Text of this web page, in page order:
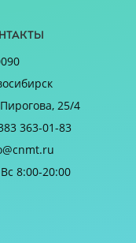
25/4
363-01-83
8:00-20:00